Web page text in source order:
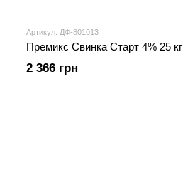
Артикул: ДФ-801013
Премикс Свинка Старт 4% 25 кг
2 366 грн